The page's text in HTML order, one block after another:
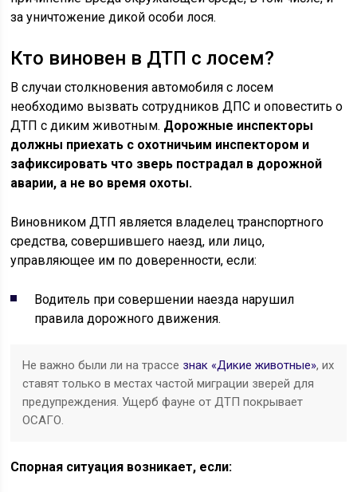
за уничтожение дикой особи лося.
Кто виновен в ДТП с лосем?
В случаи столкновения автомобиля с лосем
необходимо вызвать сотрудников ДПС и оповестить о
ДТП с диким животным. Дорожные инспекторы
должны приехать с охотничьим инспектором и
зафиксировать что зверь пострадал в дорожной
аварии, а не во время охоты.
Виновником ДТП является владелец транспортного
средства, совершившего наезд, или лицо,
управляющее им по доверенности, если:
Водитель при совершении наезда нарушил
правила дорожного движения.
Не важно были ли на трассе знак «Дикие животные», их
ставят только в местах частой миграции зверей для
предупреждения. Ущерб фауне от ДТП покрывает
ОСАГО.
Спорная ситуация возникает, если: